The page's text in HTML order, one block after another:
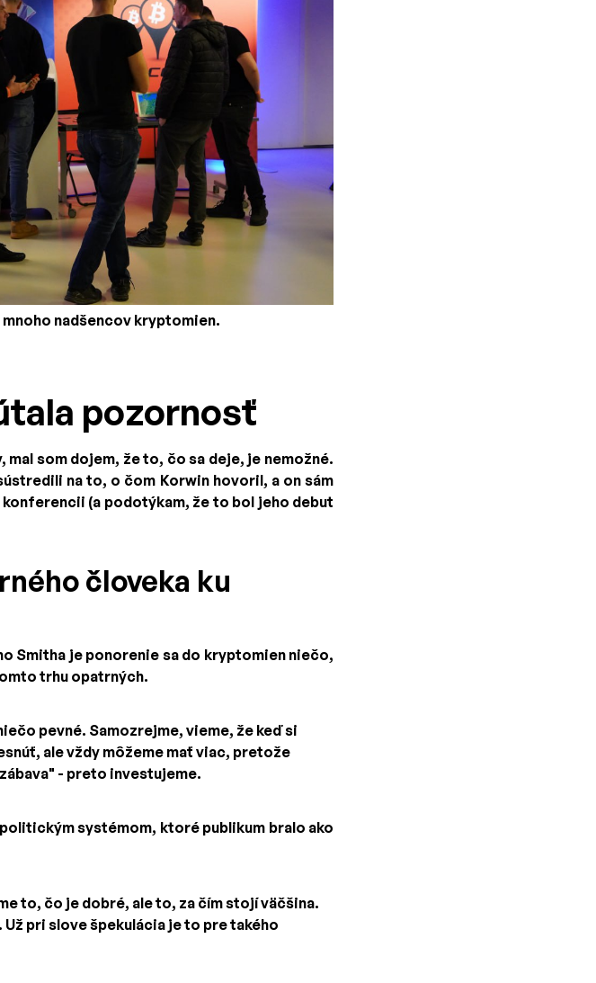
nadšencov kryptomien.
pozornosť
som dojem, že to, čo sa deje, je nemožné.
na to, o čom Korwin hovoril, a on sám
(a podotýkam, že to bol jeho debut
človeka ku
Smitha je ponorenie sa do kryptomien niečo,
trhu opatrných.
pevné. Samozrejme, vieme, že keď si
ale vždy môžeme mať viac, pretože
- preto investujeme.
systémom, ktoré publikum bralo ako
to, čo je dobré, ale to, za čím stojí väčšina.
pri slove špekulácia je to pre takého